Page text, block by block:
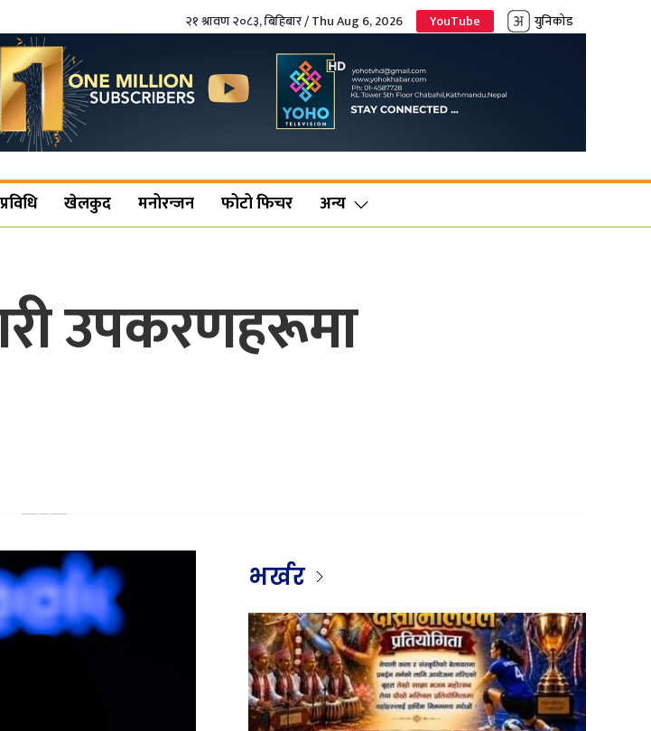
२१ श्रावण २०८३, बिहिबार / Thu Aug 6, 2026 YouTube युनिकोड
खेलकुद मनोरन्जन फोटो फिचर अन्य
उपकरणहरूमा
भर्खर